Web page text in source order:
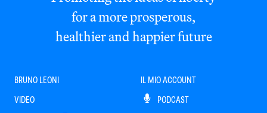
for a more prosperous,
healthier and happier future
BRUNO LEONI
VIDEO
IL MIO ACCOUNT
PODCAST